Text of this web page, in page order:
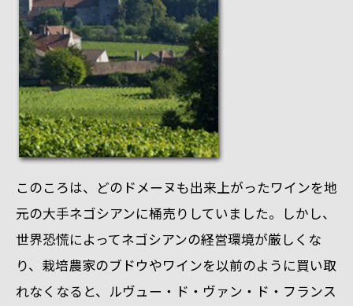
このころは、どのドメーヌも出来上がったワインを地
元の大手ネゴシアンに桶売りしていました。しかし、
世界恐慌によってネゴシアンの経営環境が厳しくな
り、栽培農家のブドウやワインを以前のように買い取
れなくなると、ルヴュー・ド・ヴァン・ド・フランス